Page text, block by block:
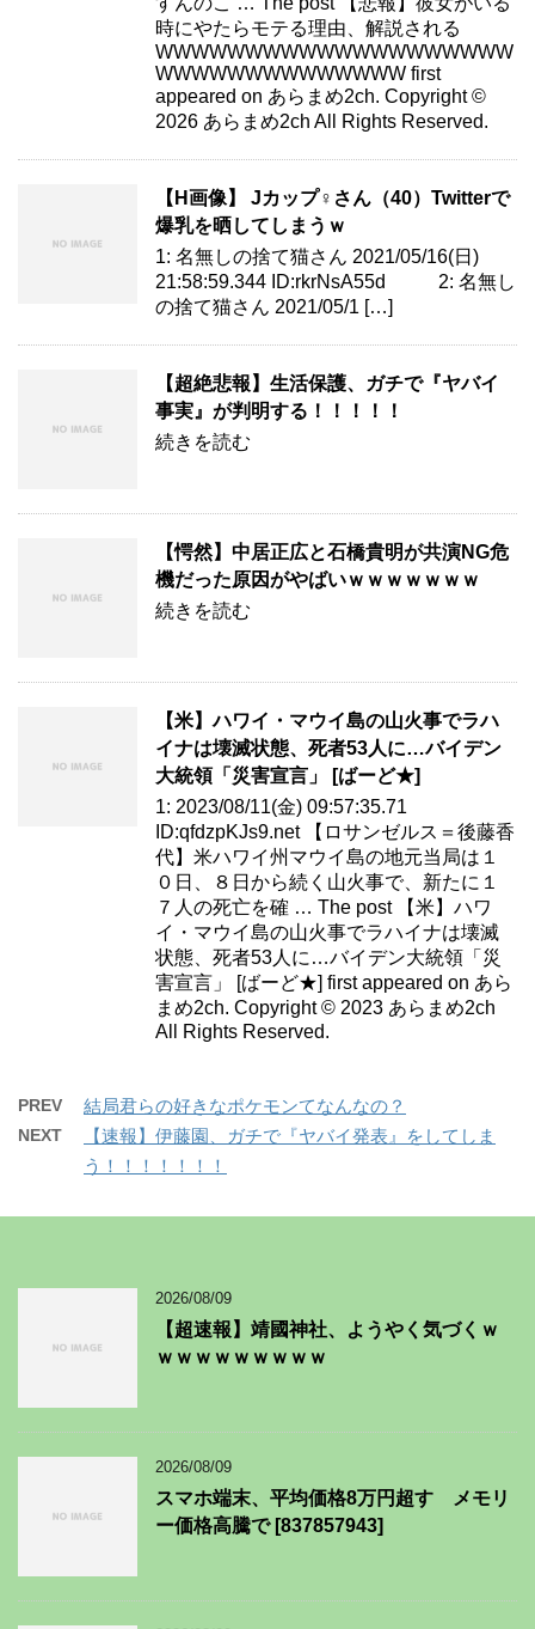
時にやたらモテる理由、解説される
WWWWWWWWWWWWWWWWWWWW
WWWWWWWWWWWWWW first
appeared on あらまめ2ch. Copyright ©
2026 あらまめ2ch All Rights Reserved.
【H画像】 Jカップ♀さん（40）Twitterで
爆乳を晒してしまうｗ
1: 名無しの捨て猫さん 2021/05/16(日)
21:58:59.344 ID:rkrNsA55d 2: 名無し
の捨て猫さん 2021/05/1 […]
【超絶悲報】生活保護、ガチで『ヤバイ
事実』が判明する！！！！！
続きを読む
【愕然】中居正広と石橋貴明が共演NG危
機だった原因がやばいｗｗｗｗｗｗｗ
続きを読む
【米】ハワイ・マウイ島の山火事でラハ
イナは壊滅状態、死者53人に…バイデン
大統領「災害宣言」 [ばーど★]
1: 2023/08/11(金) 09:57:35.71
ID:qfdzpKJs9.net 【ロサンゼルス＝後藤香
代】米ハワイ州マウイ島の地元当局は１
０日、８日から続く山火事で、新たに１
７人の死亡を確 … The post 【米】ハワ
イ・マウイ島の山火事でラハイナは壊滅
状態、死者53人に…バイデン大統領「災
害宣言」 [ばーど★] first appeared on あら
まめ2ch. Copyright © 2023 あらまめ2ch
All Rights Reserved.
PREV 結局君らの好きなポケモンてなんなの？
NEXT
【速報】伊藤園、ガチで『ヤバイ発表』をしてしま
う！！！！！！！
2026/08/09
【超速報】靖國神社、ようやく気づくｗ
ｗｗｗｗｗｗｗｗｗ
2026/08/09
スマホ端末、平均価格8万円超す メモリ
ー価格高騰で [837857943]